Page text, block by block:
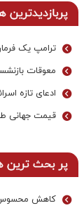
پربازدیدترین
ترامپ یک
معوقات
ادعای تازه
قیمت جهانی طلا
پر بحث ترین
کاهش محسوس